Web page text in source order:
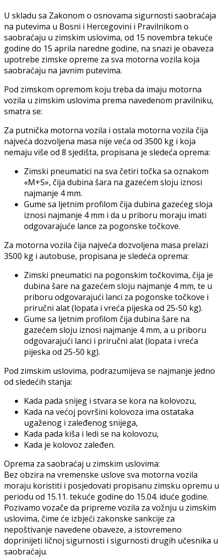
U skladu sa Zakonom o osnovama sigurnosti saobraćaja
na putevima u Bosni i Hercegovini i Pravilnikom o
saobraćaju u zimskim uslovima, od 15 novembra tekuće
godine do 15 aprila naredne godine, na snazi je obaveza
upotrebe zimske opreme za sva motorna vozila koja
saobraćaju na javnim putevima.
Pod zimskom opremom koju treba da imaju motorna
vozila u zimskim uslovima prema navedenom pravilniku,
smatra se:
Za putnička motorna vozila i ostala motorna vozila čija
najveća dozvoljena masa nije veća od 3500 kg i koja
nemaju više od 8 sjedišta, propisana je sledeća oprema:
Zimski pneumatici na sva četiri točka sa oznakom
«M+S», čija dubina šara na gazećem sloju iznosi
najmanje 4 mm.
Gume sa ljetnim profilom čija dubina gazećeg sloja
iznosi najmanje 4 mm i da u priboru moraju imati
odgovarajuće lance za pogonske točkove.
Za motorna vozila čija najveća dozvoljena masa prelazi
3500 kg i autobuse, propisana je sledeća oprema:
Zimski pneumatici na pogonskim točkovima, čija je
dubina šare na gazećem sloju najmanje 4 mm, te u
priboru odgovarajući lanci za pogonske točkove i
priručni alat (lopata i vreća pijeska od 25-50 kg).
Gume sa ljetnim profilom čija dubina šare na
gazećem sloju iznosi najmanje 4 mm, a u priboru
odgovarajući lanci i priručni alat (lopata i vreća
pijeska od 25-50 kg).
Pod zimskim uslovima, podrazumijeva se najmanje jedno
od sledećih stanja:
Kada pada snijeg i stvara se kora na kolovozu,
Kada na većoj površini kolovoza ima ostataka
ugaženog i zaleđenog snijega,
Kada pada kiša i ledi se na kolovozu,
Kada je kolovoz zaleđen.
Oprema za saobraćaj u zimskim uslovima:
Bez obzira na vremenske uslove sva motorna vozila
moraju koristiti i posjedovati propisanu zimsku opremu u
periodu od 15.11. tekuće godine do 15.04. iduće godine.
Pozivamo vozače da pripreme vozila za vožnju u zimskim
uslovima, čime će izbjeći zakonske sankcije za
nepoštivanje navedene obaveze, a istovremeno
doprinijeti ličnoj sigurnosti i sigurnosti drugih učesnika u
saobraćaju.